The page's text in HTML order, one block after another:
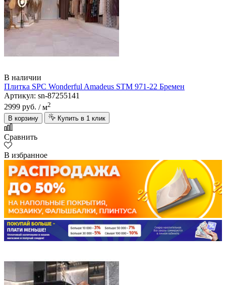
В наличии
Плитка SPC Wonderful Amadeus STM 971-22 Бремен
Артикул: sn-87255141
2999 руб. / м2
В корзину
Купить в 1 клик
Сравнить
В избранное